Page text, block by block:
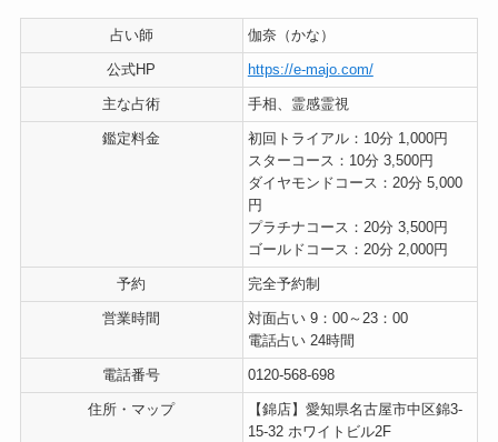
占い師 伽奈（かな）
公式HP https://e-majo.com/
主な占術 手相、霊感霊視
鑑定料金
初回トライアル：10分 1,000円
スターコース：10分 3,500円
ダイヤモンドコース：20分 5,000
円
プラチナコース：20分 3,500円
ゴールドコース：20分 2,000円
予約 完全予約制
営業時間
対面占い 9：00～23：00
電話占い 24時間
電話番号 0120-568-698
住所・マップ
【錦店】愛知県名古屋市中区錦3-
15-32 ホワイトビル2F